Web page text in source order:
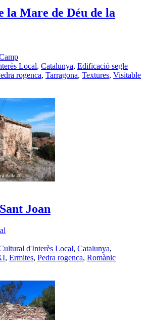
la Mare de Déu de la
Local, Catalunya, Edificació segle
rogenca, Tarragona, Textures, Visitable
Joan
d'Interès Local, Catalunya,
, Ermites, Pedra rogenca, Romànic